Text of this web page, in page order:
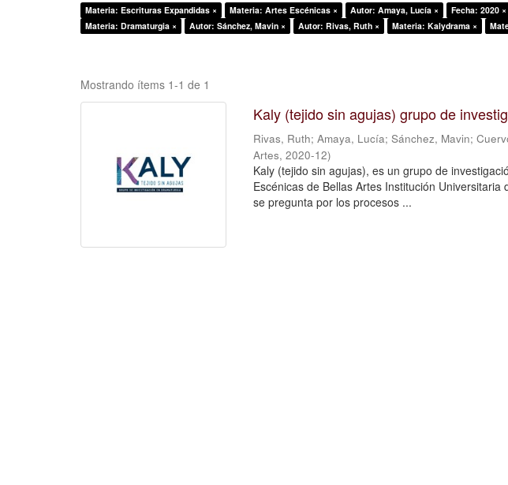
Materia: Escrituras Expandidas × Materia: Artes Escénicas × Autor: Amaya, Lucía × Fecha: 2020 ×
Materia: Dramaturgia ×
Autor: Sánchez, Mavin × Autor: Rivas, Ruth × Materia: Kalydrama ×
Mostrando ítems 1-1 de 1
Kaly (tejido sin agujas) grupo de
Rivas, Ruth;Amaya, Lucía;Sánchez, Mavin;
Artes,2020-12)
Kaly (tejido sin agujas), es un grupo de
Escénicas de Bellas Artes Institución
se pregunta por los procesos ...